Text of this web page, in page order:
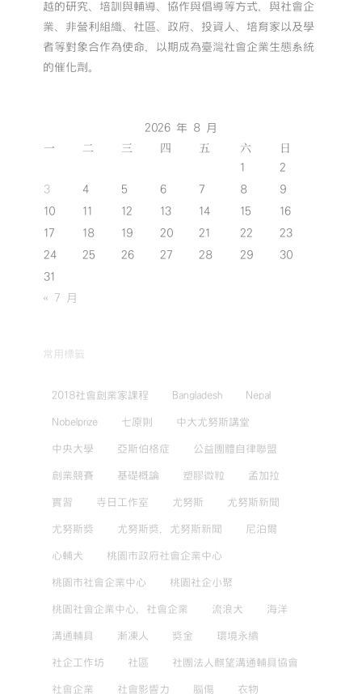
越的研究、培訓與輔導、協作與倡導等方式，與社會企
業、非營利組織、社區、政府、投資人、培育家以及學
者等對象合作為使命，以期成為臺灣社會企業生態系統
的催化劑。
2026 年 8 月
一 二 三 四 五 六 日
1
2
3
4 5 6 7 8
9
10
11 12 13 14 15
16
17
18 19 20 21 22
23
24
25 26 27 28 29
30
31
« 7 月
常用標籤
2018社會創業家課程 Bangladesh Nepal
Nobelprize 七原則 中大尤努斯講堂
中央大學 亞斯伯格症 公益團體自律聯盟
創業競賽 基礎概論 塑膠微粒 孟加拉
實習 寺日工作室 尤努斯 尤努斯新聞
尤努斯獎 尤努斯獎，尤努斯新聞 尼泊爾
心輔犬 桃園市政府社會企業中心
桃園市社會企業中心 桃園社企小聚
桃園社會企業中心，社會企業 流浪犬 海洋
溝通輔具 漸凍人 獎金 環境永續
社企工作坊 社區 社團法人麒望溝通輔具協會
社會企業 社會影響力 腦傷 衣物